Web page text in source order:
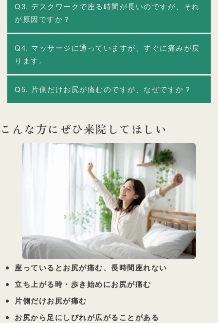
Q3. デスクワークで座る時間が長いのですが、それ
が原因ですか？
Q4. マッサージに通っていますが、すぐに痛みが戻
ります。
Q5. 片側だけお尻が痛むのですが、なぜですか？
こんな方にぜひ来院してほしい
座っているとお尻が痛む、長時間座れない
立ち上がる時・歩き始めにお尻が痛む
片側だけお尻が痛む
お尻から足にしびれが広がることがある